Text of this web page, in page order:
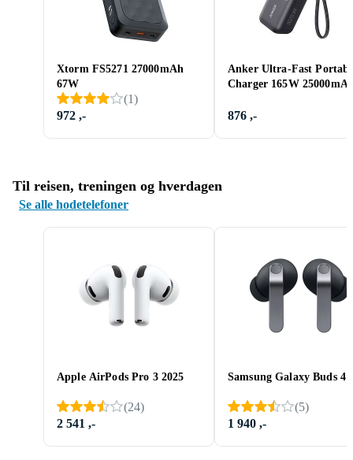
Xtorm FS5271 27000mAh
67W
(1)
972 ,-
Anker Ultra-Fast
Charger 165W
876 ,-
Til reisen, treningen og hverdagen
Se alle hodetelefoner
Apple AirPods Pro 3 2025
(24)
2 541 ,-
Samsung Galaxy Buds 4
(5)
1 940 ,-